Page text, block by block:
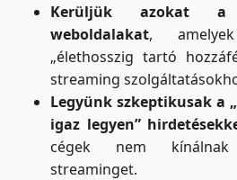
Kerüljük azokat a
weboldalakat,
„élethosszig tartó
streaming
Legyünk szkeptikusak a
igaz legyen”
cégek nem
streaminget.